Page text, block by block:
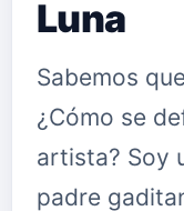
Luna
Sabemos
¿Cómo se
artista? Soy
padre